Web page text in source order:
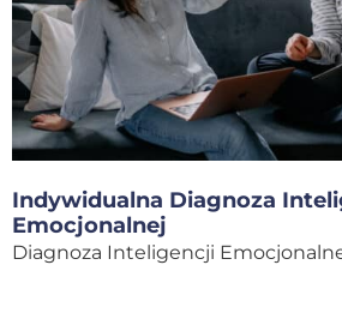
Indywidualna Diagnoza
Emocjonalnej
Diagnoza Inteligencji